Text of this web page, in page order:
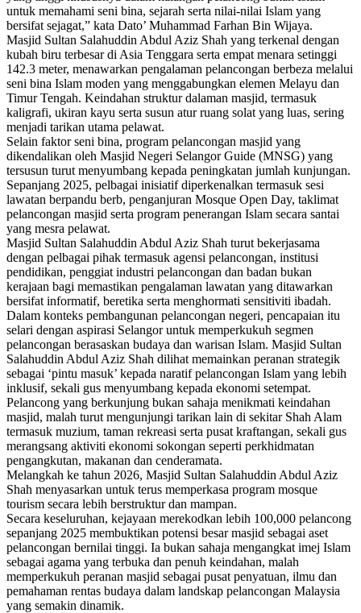
untuk memahami seni bina, sejarah serta nilai-nilai Islam yang
bersifat sejagat,” kata Dato’ Muhammad Farhan Bin Wijaya.
Masjid Sultan Salahuddin Abdul Aziz Shah yang terkenal dengan
kubah biru terbesar di Asia Tenggara serta empat menara setinggi
142.3 meter, menawarkan pengalaman pelancongan berbeza melalui
seni bina Islam moden yang menggabungkan elemen Melayu dan
Timur Tengah. Keindahan struktur dalaman masjid, termasuk
kaligrafi, ukiran kayu serta susun atur ruang solat yang luas, sering
menjadi tarikan utama pelawat.
Selain faktor seni bina, program pelancongan masjid yang
dikendalikan oleh Masjid Negeri Selangor Guide (MNSG) yang
tersusun turut menyumbang kepada peningkatan jumlah kunjungan.
Sepanjang 2025, pelbagai inisiatif diperkenalkan termasuk sesi
lawatan berpandu berb, penganjuran Mosque Open Day, taklimat
pelancongan masjid serta program penerangan Islam secara santai
yang mesra pelawat.
Masjid Sultan Salahuddin Abdul Aziz Shah turut bekerjasama
dengan pelbagai pihak termasuk agensi pelancongan, institusi
pendidikan, penggiat industri pelancongan dan badan bukan
kerajaan bagi memastikan pengalaman lawatan yang ditawarkan
bersifat informatif, beretika serta menghormati sensitiviti ibadah.
Dalam konteks pembangunan pelancongan negeri, pencapaian itu
selari dengan aspirasi Selangor untuk memperkukuh segmen
pelancongan berasaskan budaya dan warisan Islam. Masjid Sultan
Salahuddin Abdul Aziz Shah dilihat memainkan peranan strategik
sebagai ‘pintu masuk’ kepada naratif pelancongan Islam yang lebih
inklusif, sekali gus menyumbang kepada ekonomi setempat.
Pelancong yang berkunjung bukan sahaja menikmati keindahan
masjid, malah turut mengunjungi tarikan lain di sekitar Shah Alam
termasuk muzium, taman rekreasi serta pusat kraftangan, sekali gus
merangsang aktiviti ekonomi sokongan seperti perkhidmatan
pengangkutan, makanan dan cenderamata.
Melangkah ke tahun 2026, Masjid Sultan Salahuddin Abdul Aziz
Shah menyasarkan untuk terus memperkasa program mosque
tourism secara lebih berstruktur dan mampan.
Secara keseluruhan, kejayaan merekodkan lebih 100,000 pelancong
sepanjang 2025 membuktikan potensi besar masjid sebagai aset
pelancongan bernilai tinggi. Ia bukan sahaja mengangkat imej Islam
sebagai agama yang terbuka dan penuh keindahan, malah
memperkukuh peranan masjid sebagai pusat penyatuan, ilmu dan
pemahaman rentas budaya dalam landskap pelancongan Malaysia
yang semakin dinamik.